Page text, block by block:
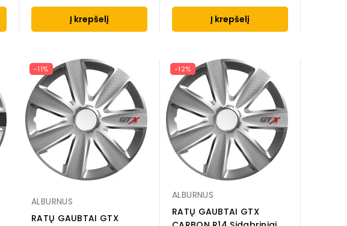
price
Į krepšelį
price
Į krepšelį
-11%
ALBURNUS
RATŲ GAUBTAI GTX
-12%
ALBURNUS
RATŲ GAUBTAI GTX